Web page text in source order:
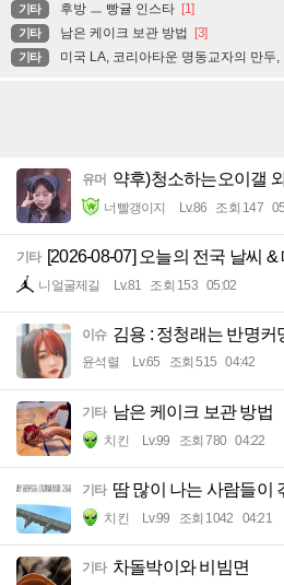
기타 후방 ㅡ 빵귤 인스타 [1]
기타 남은 케이크 보관 방법 [3]
기타 미국 LA, 코리아타운 명동교자의 만두,
유머 약후)청소하는오이갤
너빨갱이지 Lv.86 조회 147
기타 [2026-08-07] 오늘의 전국 날씨 &
니얼굴제길 Lv.81 조회 153 05:02
이슈 김용 : 정청래는 반명커
윤석렬 Lv.65 조회 515 04:42
기타 남은 케이크 보관 방법
치킨 Lv.99 조회 780 04:22
기타 땀 많이 나는 사람들이
치킨 Lv.99 조회 1042 04:21
기타 차돌박이와 비빔면